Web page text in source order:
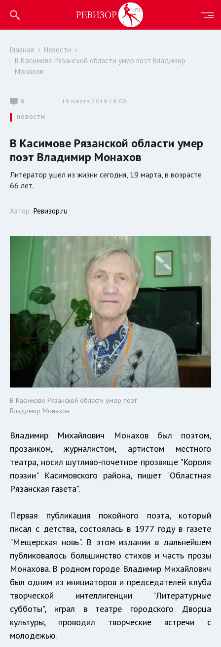
Главная
Новости
В Касимове Рязанской области умер поэт Владимир
Монахов
0 19 марта 2019 18:00
НОВОСТИ
В Касимове Рязанской области умер
поэт Владимир Монахов
Литератор ушел из жизни сегодня, 19 марта, в возрасте
66 лет.
Автор: Ревизор.ru
В Касимове Рязанской области умер поэт
Владимир Монахов
Владимир Михайлович Монахов был поэтом,
прозаиком, журналистом, артистом местного
театра, носил шутливо-почетное прозвище "Короля
поэзии" Касимовского района, пишет "Областная
Рязанская газета".
Первая публикация покойного поэта, который
писал с детства, состоялась в 1977 году в газете
"Мещерская новь". В этом издании в дальнейшем
публиковалось большинство стихов и часть прозы
Монахова. В родном городе Владимир Михайлович
был одним из инициаторов и председателей клуба
творческой интеллигенции "Литературные
субботы", играл в театре городского Дворца
культуры, проводил творческие встречи с
молодежью.